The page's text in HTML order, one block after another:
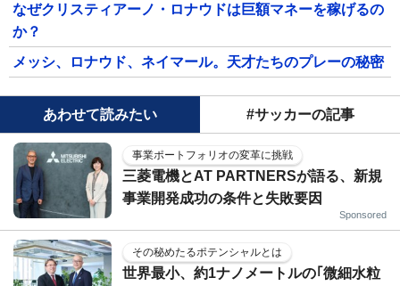
なぜクリスティアーノ・ロナウドは巨額マネーを稼げるの
か？
メッシ、ロナウド、ネイマール。天才たちのプレーの秘密
あわせて読みたい #サッカーの記事
事業ポートフォリオの変革に挑戦
三菱電機とAT PARTNERSが語る、新規
事業開発成功の条件と失敗要因
Sponsored
その秘めたるポテンシャルとは
世界最小、約1ナノメートルの｢微細水粒